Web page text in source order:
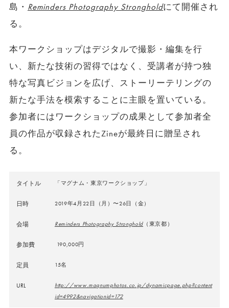
島・ Reminders Photography Strongholdにて開催され
る。
本ワークショップはデジタルで撮影・編集を行
い、新たな技術の習得ではなく、受講者が持つ独
特な写真ビジョンを広げ、ストーリーテリングの
新たな手法を模索することに主眼を置いている。
参加者にはワークショップの成果として参加者全
員の作品が収録されたZineが最終日に贈呈され
る。
タイトル 「マグナム・東京ワークショップ」
日時 2019年4月22日（月）〜26日（金）
会場 Reminders Photography Stronghold （東京都）
参加費 190,000円
定員 15名
URL
http://www.magnumphotos.co.jp/dynamicpage.php?content
id=4992&navigationid=172